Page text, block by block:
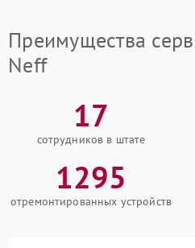
Преимущества
Neff
17
сотрудников в штате
1295
отремонтированных устройств